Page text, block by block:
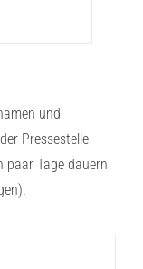
und
Pressestelle
paar Tage dauern